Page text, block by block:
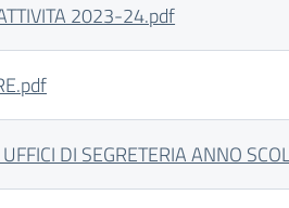
2023-24.pdf
DI SEGRETERIA ANNO